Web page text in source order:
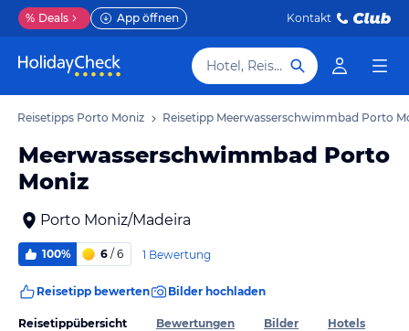
% Deals App öffnen Kontakt
Hotel, Reiseziel
Reisetipps Porto Moniz Reisetipp Meerwasserschwimmbad Porto
Meerwasserschwimmbad Porto
Moniz
Porto Moniz/Madeira
100% 6 / 6 1 Bewertung
Reisetipp bewerten Bilder hochladen
Reisetippübersicht Bewertungen Bilder Hotels